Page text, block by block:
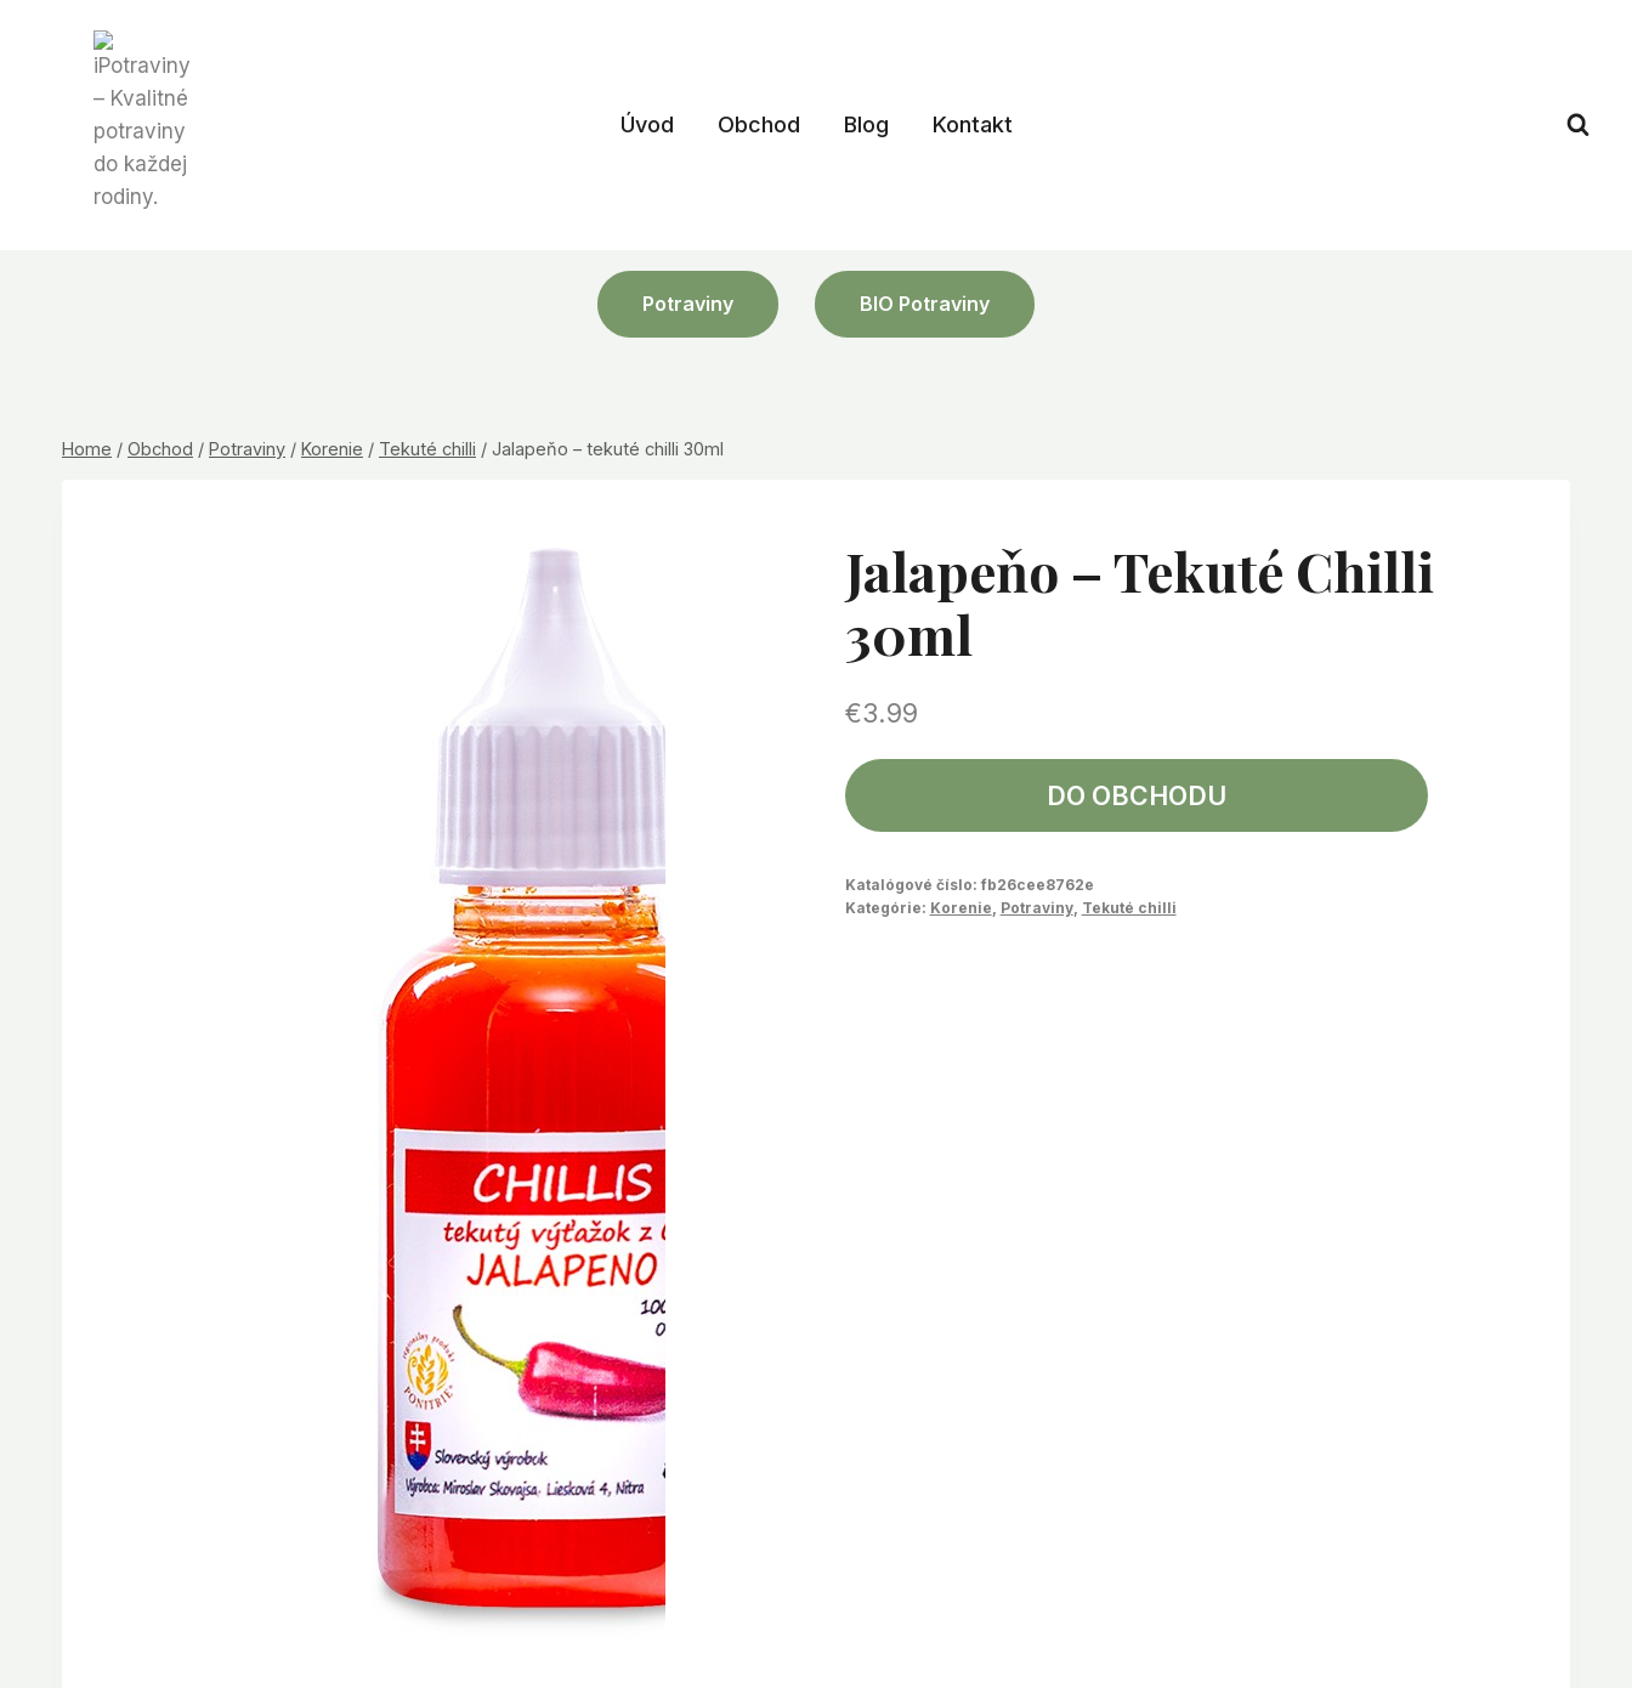
Úvod Obchod Blog Kontakt
Potraviny BIO Potraviny
Home / Obchod / Potraviny / Korenie / Tekuté chilli / Jalapeňo – tekuté chilli 30ml
Jalapeňo – Tekuté Chilli
30ml
€3.99
DO OBCHODU
Katalógové číslo: fb26cee8762e
Kategórie: Korenie Potraviny, Tekuté chilli